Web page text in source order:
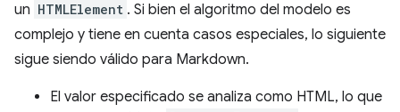
un HTMLElement . Si bien el algoritmo del modelo es
complejo y tiene en cuenta casos especiales, lo siguiente
sigue siendo válido para Markdown.
El valor especificado se analiza como HTML, lo que